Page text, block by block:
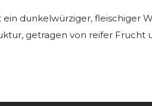
ein dunkelwürziger, fleischiger
getragen von reifer Frucht